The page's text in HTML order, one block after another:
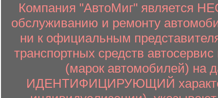
Компания "АвтоМиг" является
обслуживанию и ремонту
ни к официальным
транспортных средств
(марок автомобилей) на
ИДЕНТИФИЦИРУЮЩИЙ характер